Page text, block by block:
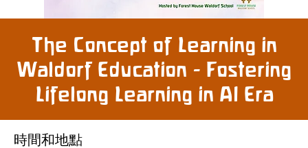
The Concept of Learning in
Waldorf Education - Fostering
Lifelong Learning in AI Era
時間和地點